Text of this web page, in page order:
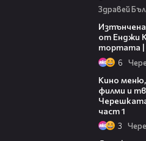
Здравей
от Енджи
тортата |
6
Кино
филми и
част 1
3